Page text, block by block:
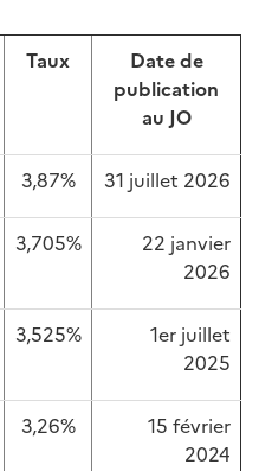
Taux
Date de
publication
au JO
3,87% 31 juillet 2026
3,705%
22 janvier
2026
3,525%
1er juillet
2025
3,26%
15 février
2024